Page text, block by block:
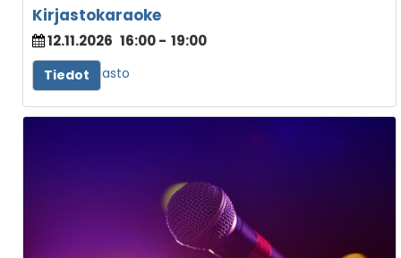
Kirjastokaraoke
12.11.2026 16:00- 19:00
Juvan kirjasto
Tiedot